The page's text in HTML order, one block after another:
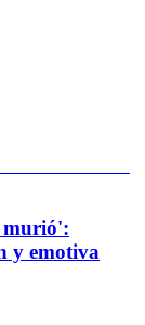
murió':
y emotiva